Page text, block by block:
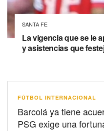
SANTA FE
La vigencia que se le
y asistencias que
FÚTBOL INTERNACIONAL
Barcolá ya tiene
PSG exige una